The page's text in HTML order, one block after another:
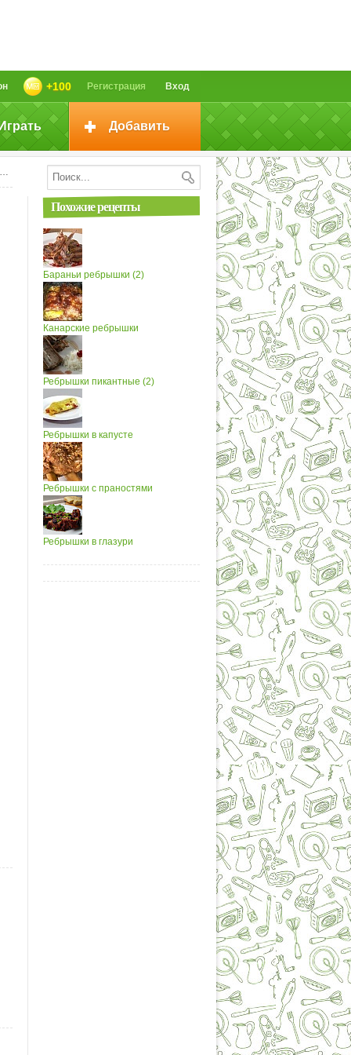
Вход
Регистрация
+100
Добавить
Похожие рецепты
Бараньи ребрышки (2)
Канарские ребрышки
Ребрышки пикантные (2)
Ребрышки в капусте
Ребрышки с праностями
Ребрышки в глазури